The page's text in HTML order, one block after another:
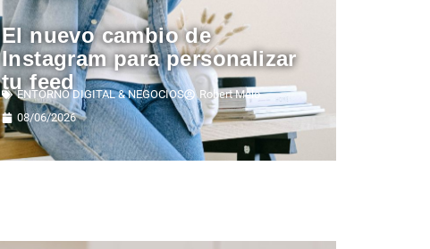
El nuevo cambio de
Instagram para personalizar
tu feed
ENTORNO DIGITAL & NEGOCIOS
Robert Melo
08/06/2026